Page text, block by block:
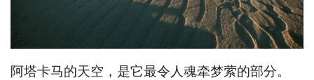
阿塔卡马的天空，是它最令人魂牵梦萦的部分。